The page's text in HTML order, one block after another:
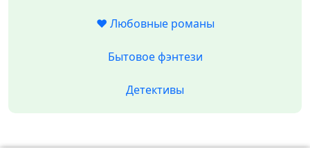
❤️ Любовные романы
Бытовое фэнтези
Детективы